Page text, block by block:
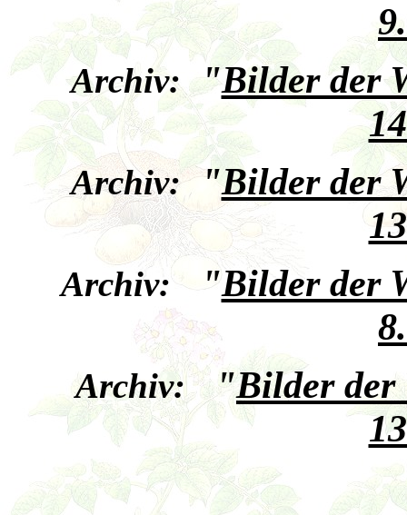
Archiv: "Bilder der
Archiv: "Bilder der
Archiv: "Bilder der
Archiv: "Bilder der